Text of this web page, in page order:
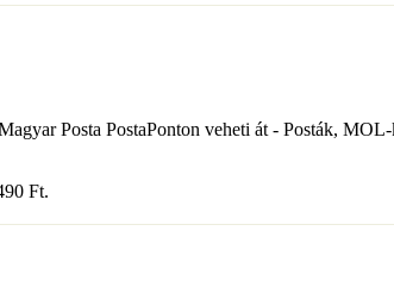
Posta PostaPonton veheti át - Posták,
Ft.